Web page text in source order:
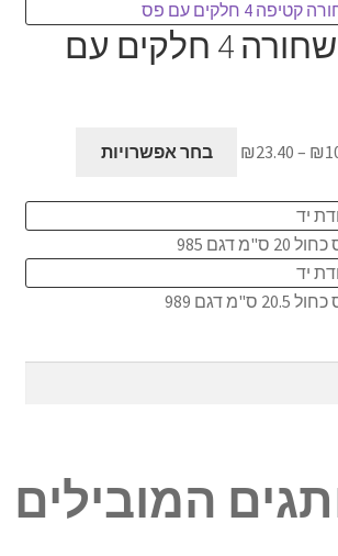
היה:
₪48.00.
הוא:
₪38.00.כיפה שחורה 4 חלקים עם
₪
–
₪23.40
⁦₪23.40⁩
בחר אפשרויות
דגם 985
דגם 989
המובילים